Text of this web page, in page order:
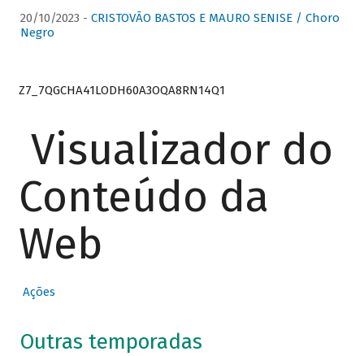
20/10/2023 - CRISTOVÃO BASTOS E MAURO SENISE / Choro
Negro
Z7_7QGCHA41LODH60A3OQA8RN14Q1
Visualizador do
Conteúdo da
Web
Ações
Outras temporadas